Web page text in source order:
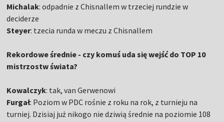
Michalak: odpadnie z Chisnallem w trzeciej rundzie w
deciderze
Steyer: tzecia runda w meczu z Chisnallem
Rekordowe średnie - czy komuś uda się wejść do TOP 10
mistrzostw świata?
Kowalczyk: tak, van Gerwenowi
Furgał: Poziom w PDC rośnie z roku na rok, z turnieju na
turniej. Dzisiaj już nikogo nie dziwią średnie na poziomie 108